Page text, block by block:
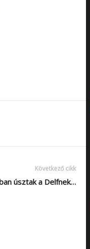
Következő cikk
úsztak a Delfnek…